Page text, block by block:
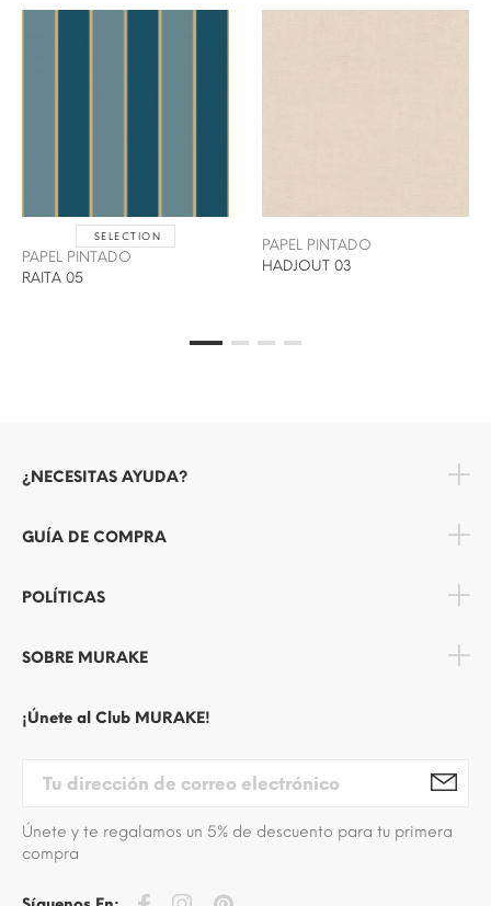
SELECTION
PAPEL PINTADO
RAITA 05
PAPEL PINTADO
HADJOUT 03
¿NECESITAS AYUDA?
GUÍA DE COMPRA
POLÍTICAS
SOBRE MURAKE
¡Únete al Club MURAKE!
Únete y te regalamos un 5% de descuento para tu primera
compra